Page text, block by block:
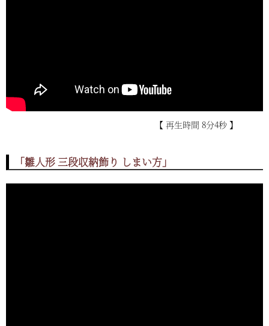
【 再生時間 8分4秒 】
「雛人形 三段収納飾り しまい方」